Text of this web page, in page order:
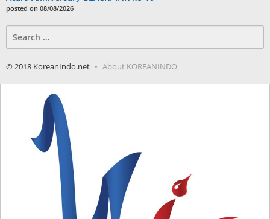
posted on 08/08/2026
for:
© 2018 KoreanIndo.net About KOREANINDO